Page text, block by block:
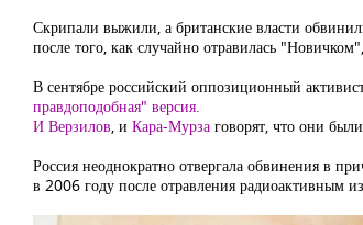
Скрипали выжили, а британские власти
после того, как случайно отравилась
В сентябре российский оппозиционный
правдоподобная" версия.
И Верзилов, и Кара-Мурза говорят, что они
Россия неоднократно отвергала обвинения в
в 2006 году после отравления радиоактивным